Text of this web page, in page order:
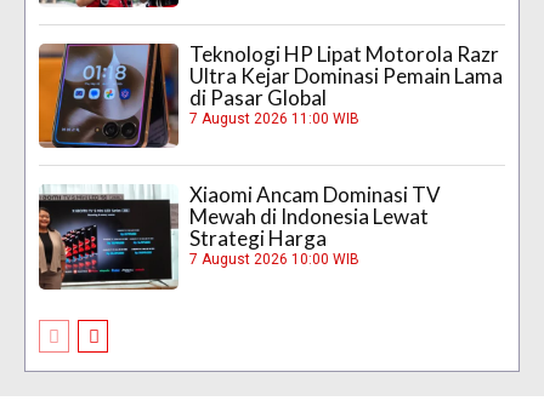
Teknologi HP Lipat Motorola Razr
Ultra Kejar Dominasi Pemain Lama
di Pasar Global
7 August 2026 11:00 WIB
Xiaomi Ancam Dominasi TV
Mewah di Indonesia Lewat
Strategi Harga
7 August 2026 10:00 WIB